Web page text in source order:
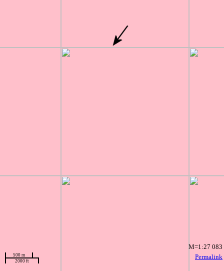
Permalink
500 m
2000 ft
M=1:27 083